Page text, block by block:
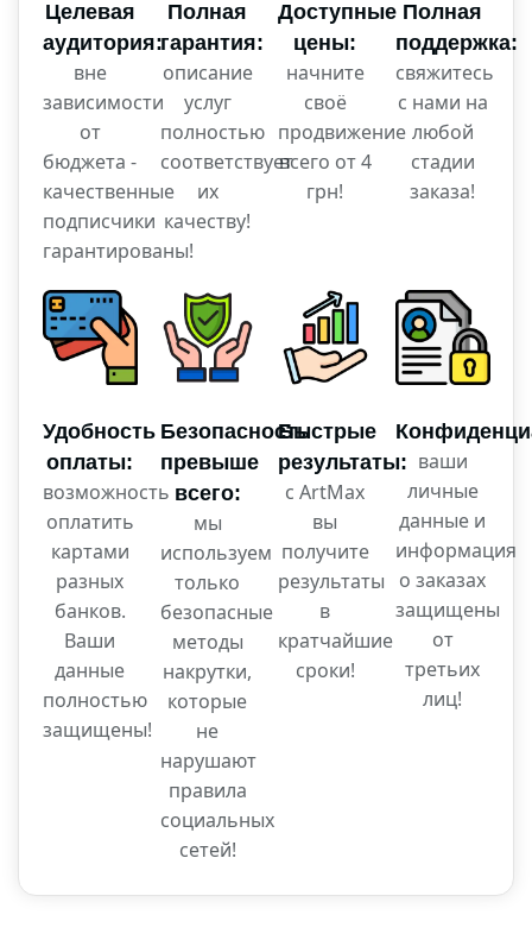
Целевая
аудитория:
вне
зависимости
от
бюджета -
качественные
подписчики
гарантированы!
Полная
гарантия:
описание
услуг
полностью
соответствует
их
качеству!
Доступные
цены:
начните
своё
продвижение
всего от 4
грн!
Полная
поддержка:
свяжитесь
с нами на
любой
стадии
заказа!
Удобность
оплаты:
возможность
оплатить
картами
разных
банков.
Ваши
данные
полностью
защищены!
Безопасность
превыше
всего:
мы
используем
только
безопасные
методы
накрутки,
которые
не
нарушают
правила
социальных
сетей!
Быстрые
результаты:
с ArtMax
вы
получите
результаты
в
кратчайшие
сроки!
ваши
личные
данные и
информация
о заказах
защищены
от
третьих
лиц!